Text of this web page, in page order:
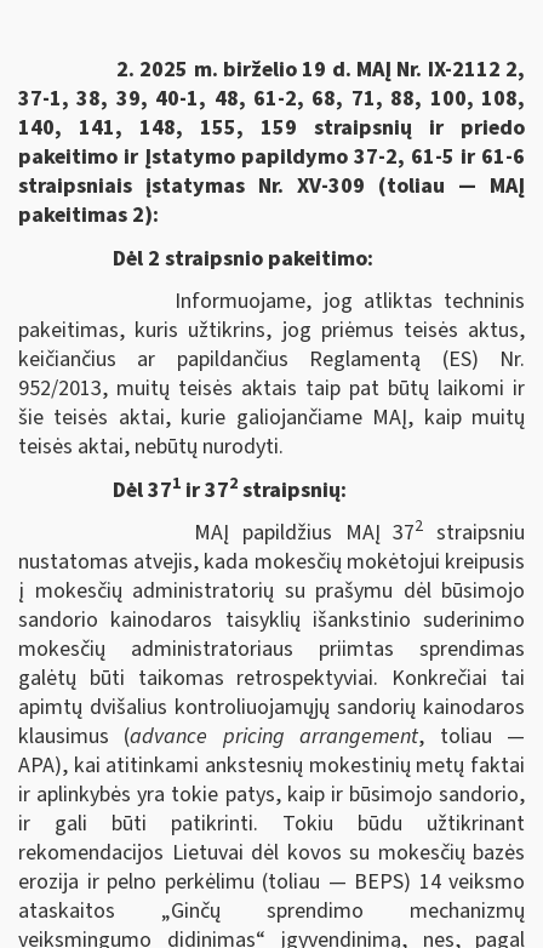
2. 2025 m. birželio 19 d. MAĮ Nr. IX-2112 2,
37-1, 38, 39, 40-1, 48, 61-2, 68, 71, 88, 100, 108,
140, 141, 148, 155, 159 straipsnių ir priedo
pakeitimo ir Įstatymo papildymo 37-2, 61-5 ir 61-6
straipsniais įstatymas Nr. XV-309 (toliau — MAĮ
pakeitimas 2):
Dėl 2 straipsnio pakeitimo:
Informuojame, jog atliktas techninis
pakeitimas, kuris užtikrins, jog priėmus teisės aktus,
keičiančius ar papildančius Reglamentą (ES) Nr.
952/2013, muitų teisės aktais taip pat būtų laikomi ir
šie teisės aktai, kurie galiojančiame MAĮ, kaip muitų
teisės aktai, nebūtų nurodyti.
Dėl 371ir 372straipsnių:
MAĮ papildžius MAĮ 372 straipsniu
nustatomas atvejis, kada mokesčių mokėtojui kreipusis
į mokesčių administratorių su prašymu dėl būsimojo
sandorio kainodaros taisyklių išankstinio suderinimo
mokesčių administratoriaus priimtas sprendimas
galėtų būti taikomas retrospektyviai. Konkrečiai tai
apimtų dvišalius kontroliuojamųjų sandorių kainodaros
klausimus (advance pricing arrangement, toliau —
APA), kai atitinkami ankstesnių mokestinių metų faktai
ir aplinkybės yra tokie patys, kaip ir būsimojo sandorio,
ir gali būti patikrinti. Tokiu būdu užtikrinant
rekomendacijos Lietuvai dėl kovos su mokesčių bazės
erozija ir pelno perkėlimu (toliau — BEPS) 14 veiksmo
ataskaitos „Ginčų sprendimo mechanizmų
veiksmingumo didinimas“ įgyvendinimą, nes, pagal